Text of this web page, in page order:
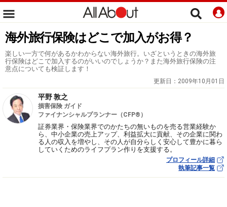
海外旅行保険はどこで加入がお得？
楽しい一方で何があるかわからない海外旅行。いざというときの海外旅
行保険はどこで加入するのがいいのでしょうか？また海外旅行保険の注
意点についても検証します！
更新日： 2009年10月01日
平野 敦之
損害保険 ガイド
ファイナンシャルプランナー（CFP®）
証券業界・保険業界でのかたちの無いものを売る営業経験か
ら、中小企業の売上アップ、利益拡大に貢献、その企業に関わ
る人の収入を増やし、その人が自分らしく安心して豊かに暮ら
していくためのライフプラン作りを支援する。
プロフィール詳細
執筆記事一覧